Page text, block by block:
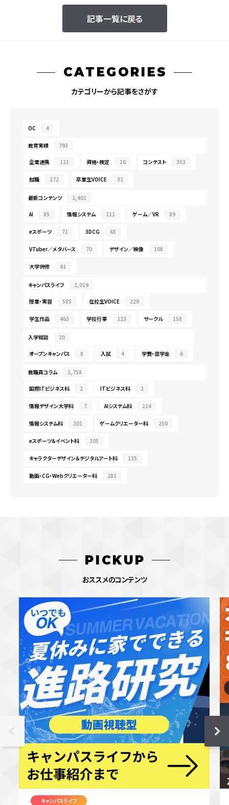
記事一覧に戻る
CATEGORIES
カテゴリーから記事をさがす
OC 4
教育実績 793
企業連携 121 資格・検定 16 コンテスト 353
就職 272 卒業生VOICE 32
最新コンテンツ 2,401
AI 85 情報システム 111 ゲーム／VR 89
eスポーツ 71 3DCG 65
VTuber／メタバース 70 デザイン／映像 108
大学併修 41
キャンパスライフ 2,019
授業・実習 585 在校生VOICE 229
学生作品 463 学校行事 123 サークル 158
入学相談 20
オープンキャンパス 8 入試 4 学費・奨学金 6
教職員コラム 1,758
国際ITビジネス科 2 ITビジネス科 2
情報デザイン大学科 7 AIシステム科 214
情報システム科 201 ゲームクリエーター科 250
eスポーツ＆イベント科 105
キャラクターデザイン＆デジタルアート科 135
動画・CG・Webクリエーター科 281
PICKUP
おススメのコンテンツ
キャンパスライフ